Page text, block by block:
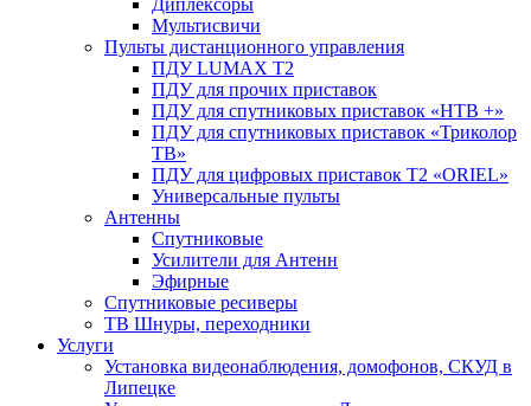
Мультисвичи
Пульты дистанционного управления
ПДУ LUMAX Т2
ПДУ для прочих приставок
ПДУ для спутниковых приставок «НТВ +»
ПДУ для спутниковых приставок «Триколор
ТВ»
ПДУ для цифровых приставок Т2 «ORIEL»
Универсальные пульты
Антенны
Спутниковые
Усилители для Антенн
Эфирные
Спутниковые ресиверы
ТВ Шнуры, переходники
Услуги
Установка видеонаблюдения, домофонов, СКУД в
Липецке